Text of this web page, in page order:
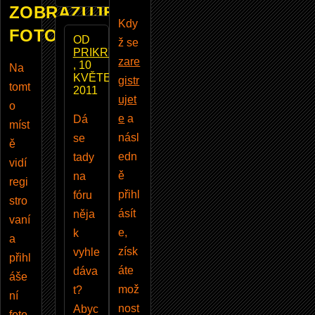
ZOBRAZUJE
FOTOBAZAR
Na
tomt
o
míst
ě
vidí
regi
stro
vaní
a
přihl
áše
ní
OD
PRIKRYLM
, 10
KVĚTEN
2011
Dá
se
tady
na
fóru
něja
k
vyhle
dáva
t?
Abyc
Kdy
ž se
zare
gistr
ujet
e a
násl
edn
ě
přihl
ásít
e,
získ
áte
mož
nost